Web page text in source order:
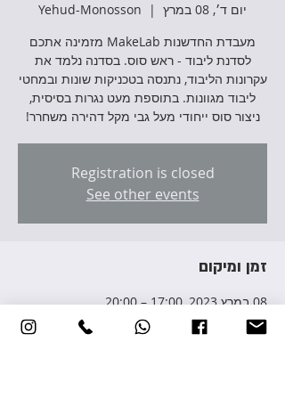
יום ד׳, 08 במרץ
  |
Yehud-Monosson
מעבדת החדשנות MakeLab מזמינה אתכם
לסדנת ליבוד - ראש סוס. בסדנה נלמד את
עקרונות הליבוד, נתנסה בטכניקות שונות ובמחטי
ליבוד מגוונות. בתוספת מעט נגרות בסיסית,
ניצור סוס ייחודי מעל גבי מקל דהירה משחרר!
Registration is closed
See other events
זמן ומיקום
08 במרץ 2023, 17:00 – 20:00
Yehud-Monosson, Avraham Giron St 3,
Yehud-Monosson, Israel